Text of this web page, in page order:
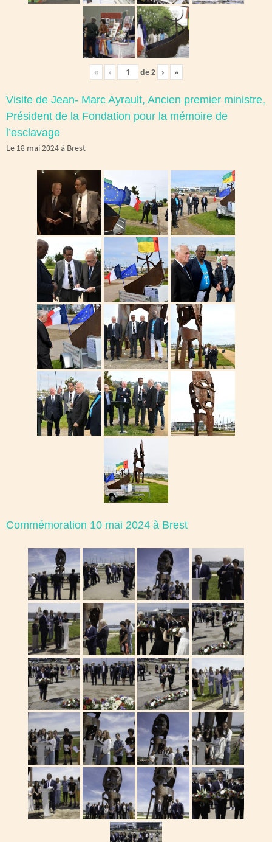
« ‹ de2 › »
Visite de Jean- Marc Ayrault, Ancien premier ministre,
Président de la Fondation pour la mémoire de
l’esclavage
Le 18 mai 2024 à Brest
Commémoration 10 mai 2024 à Brest